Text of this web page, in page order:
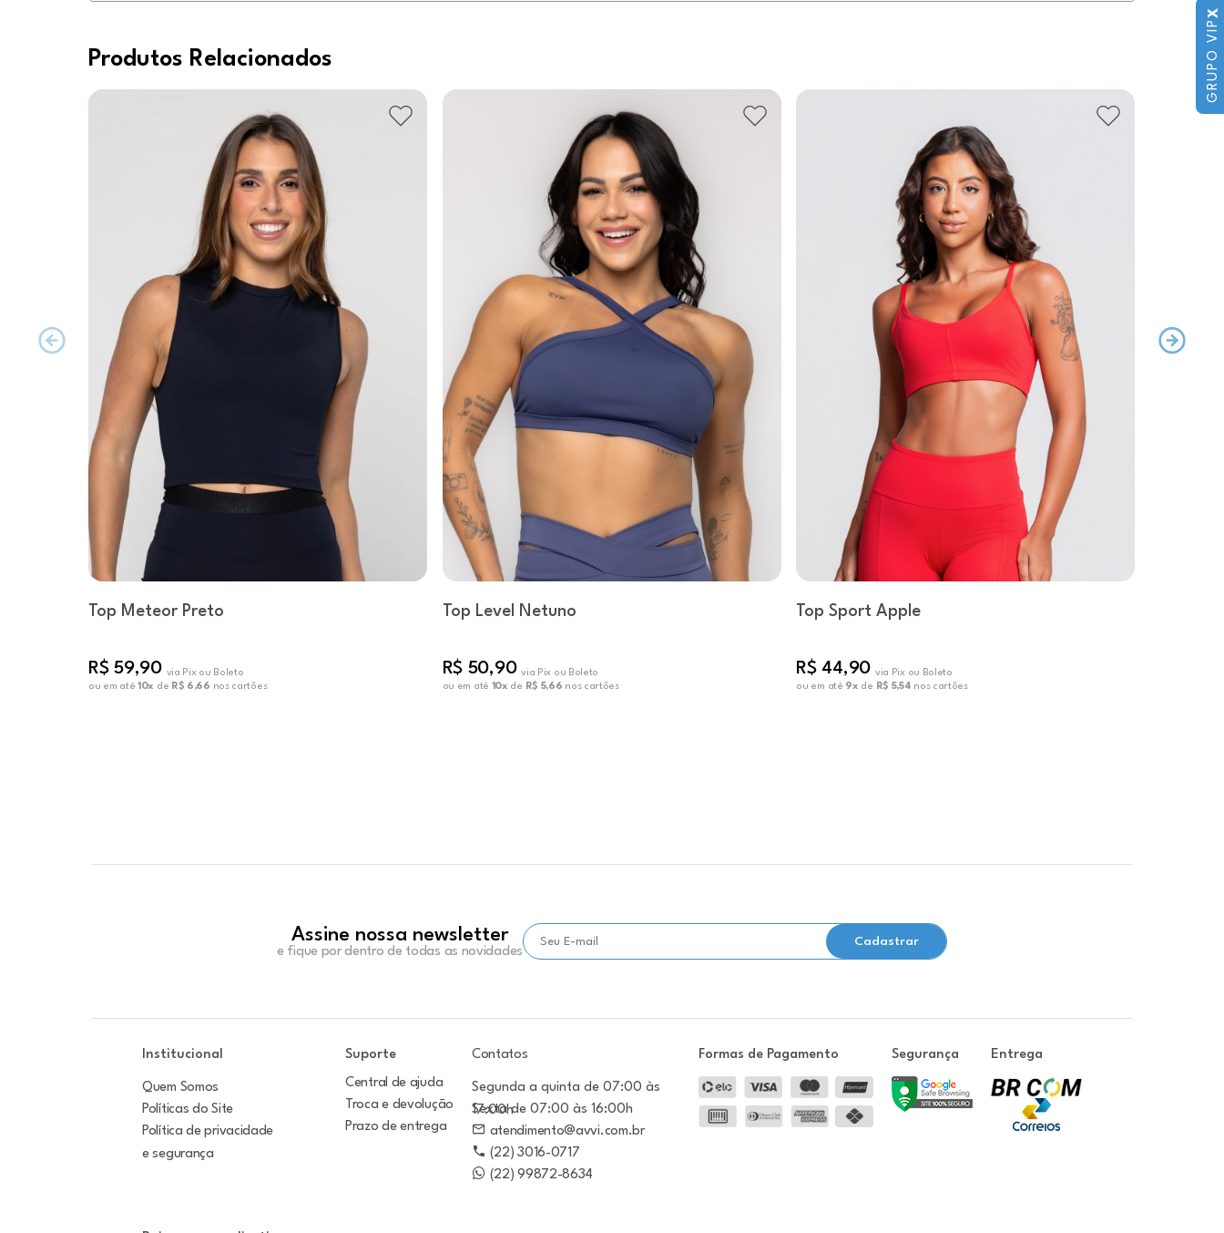
Produtos Relacionados
Top Meteor Preto
R$ 59,90 via Pix ou Boleto
ou em até 10x de R$ 6,66 nos cartões
Top Level Netuno
R$ 50,90 via Pix ou Boleto
ou em até 10x de R$ 5,66 nos cartões
Top Sport Apple
R$ 44,90 via Pix ou Boleto
ou em até 9x de R$ 5,54 nos cartões
Assine nossa newsletter
e fique por dentro de todas as novidades
Cadastrar
Institucional
Quem Somos
Políticas do Site
Política de privacidade
e segurança
Suporte
Central de ajuda
Troca e devolução
Prazo de entrega
Contatos
Segunda a quinta de 07:00 às
17:00h
Sexta de 07:00 às 16:00h
atendimento@avvi.com.br
(22) 3016-0717
(22) 99872-8634
Formas de Pagamento Segurança Entrega
GRUPO VIP
X